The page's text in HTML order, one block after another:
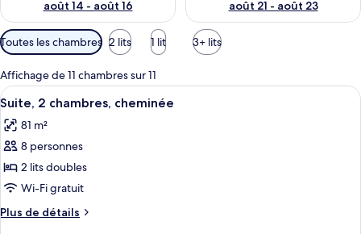
août 14 - août 16
août 21 - août 23
Filtres
disponibles
pour
les
chambres
Toutes les chambres 2 lits 1 lit 3+ lits
Affichage de 11 chambres sur 11
Afficher
toutes
les
photos
pour
ce
type
de
Une cuisine de taille réduite, dotée
6
Suite, 2 chambres, cheminée
81 m²
8 personnes
2 lits doubles
Wi-Fi gratuit
Plus de détails
Plus